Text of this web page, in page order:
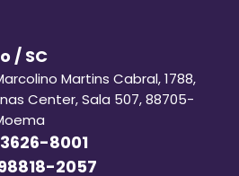
/ SC
Martins Cabral, 1788,
Center, Sala 507, 88705-
8001
2057